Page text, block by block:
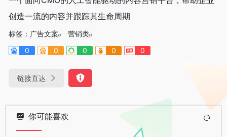
创造一流的内容并跟踪其生命周期
标签： 广告文案
营销类
0
0 0 0 0
链接直达
你可能喜欢